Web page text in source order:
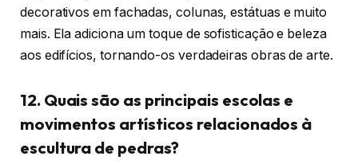
decorativos em fachadas, colunas, estátuas e muito
mais. Ela adiciona um toque de sofisticação e beleza
aos edifícios, tornando-os verdadeiras obras de arte.
12. Quais são as principais escolas e
movimentos artísticos relacionados à
escultura de pedras?